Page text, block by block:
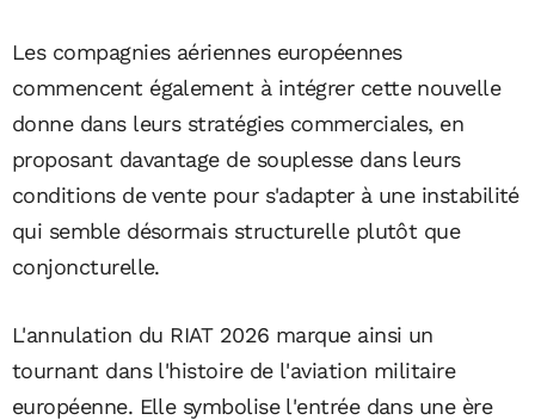
Les compagnies aériennes européennes
commencent également à intégrer cette nouvelle
donne dans leurs stratégies commerciales, en
proposant davantage de souplesse dans leurs
conditions de vente pour s'adapter à une instabilité
qui semble désormais structurelle plutôt que
conjoncturelle.
L'annulation du RIAT 2026 marque ainsi un
tournant dans l'histoire de l'aviation militaire
européenne. Elle symbolise l'entrée dans une ère